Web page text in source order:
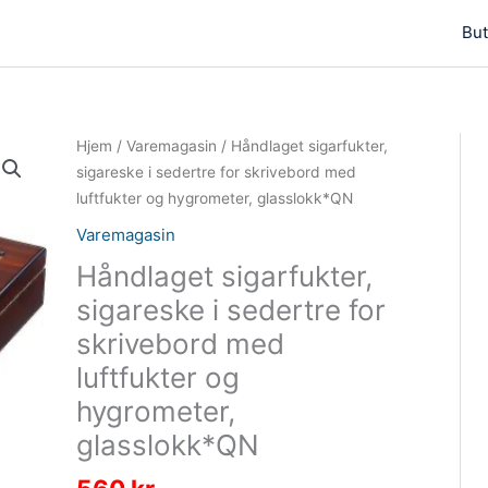
Hjem / Varemagasin / Håndlaget sigarfukter,
sigareske i sedertre for skrivebord med
luftfukter og hygrometer, glasslokk*QN
Varemagasin
Håndlaget sigarfukter,
sigareske i sedertre for
skrivebord med
luftfukter og
hygrometer,
glasslokk*QN